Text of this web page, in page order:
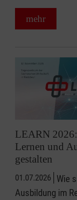
mehr
LEARN
Lernen und
gestalten
01.07.2026 Wie
Ausbildung im